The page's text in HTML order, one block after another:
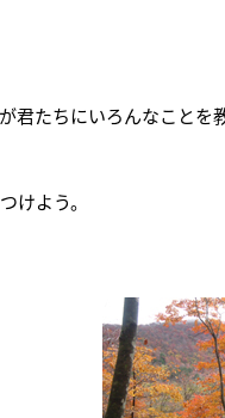
君たちにいろんなことを
けよう。